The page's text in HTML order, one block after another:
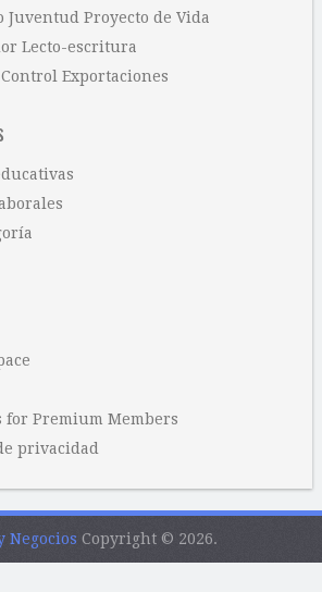
Juventud Proyecto de Vida
Lecto-escritura
Exportaciones
for Premium Members
privacidad
Negocios Copyright © 2026.